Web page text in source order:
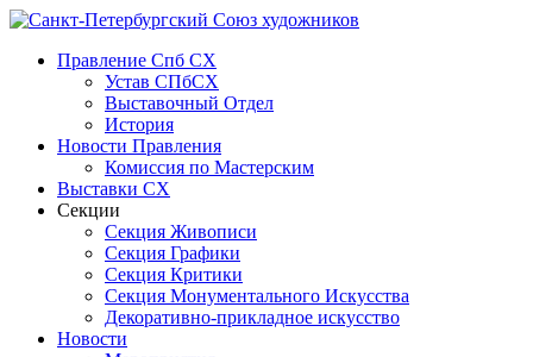
Правление Спб СХ
Устав СПбСХ
Выставочный Отдел
История
Новости Правления
Комиссия по Мастерским
Выставки СХ
Секции
Секция Живописи
Секция Графики
Секция Критики
Секция Монументального Искусства
Декоративно-прикладное искусство
Новости